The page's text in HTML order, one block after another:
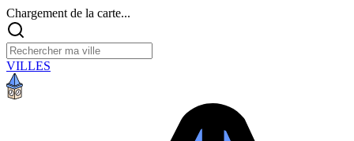
Chargement de la carte...
VILLES